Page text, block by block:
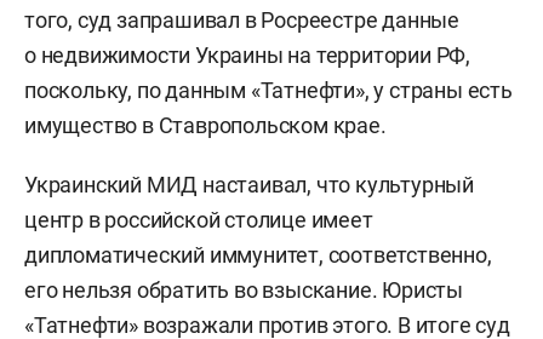
того, суд запрашивал в Росреестре данные
о недвижимости Украины на территории РФ,
поскольку, по данным «Татнефти», у страны есть
имущество в Ставропольском крае.
Украинский МИД настаивал, что культурный
центр в российской столице имеет
дипломатический иммунитет, соответственно,
его нельзя обратить во взыскание. Юристы
«Татнефти» возражали против этого. В итоге суд